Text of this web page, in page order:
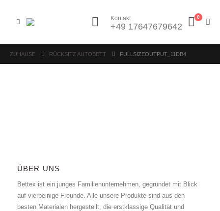
Kontakt
+49 17647679642
0
ZUHAUSE RÜCKSITZ AUTOBETT FULLSIZEOUTPUT_11DB4
ÜBER UNS
Bettex ist ein junges Familienunternehmen, gegründet mit Blick
auf vierbeinige Freunde. Alle unsere Produkte sind aus den
besten Materialen hergestellt, die erstklassige Qualität und